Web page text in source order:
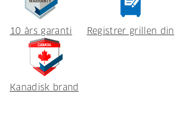
10 års garanti Registrer grillen din
Kanadisk brand